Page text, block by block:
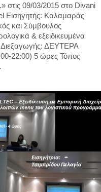
στις 09/03/2015 στο Divani
Εισηγητής: Καλαμαράς
και Σύμβουλος
& εξειδικευμένα
ΔΕΥΤΕΡΑ
22:00) 5 ώρες Τόπος